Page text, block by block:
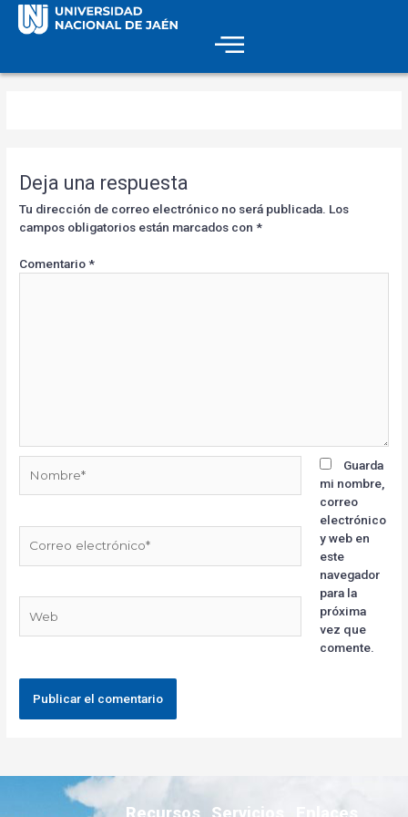
Deja una respuesta
Tu dirección de correo electrónico no será publicada. Los
campos obligatorios están marcados con*
Comentario*
Guarda
mi nombre,
correo
electrónico
y web en
este
navegador
para la
próxima
vez que
comente.
Recursos Servicios Enlaces